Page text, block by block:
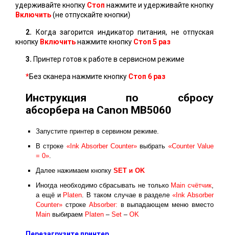
удерживайте кнопку Стоп нажмите и удерживайте кнопку
Включить(не отпускайте кнопки)
2. Когда загорится индикатор питания, не отпуская
кнопку Включитьнажмите кнопку Стоп 5 раз
3. Принтер готов к работе в сервисном режиме
*Без сканера нажмите кнопку Стоп 6 раз
Инструкция по сбросу
абсорбера на Canon MB5060
Запустите принтер в сервином режиме.
В строке «Ink Absorber Counter» выбрать «Counter Value
= 0».
Далее нажимаем кнопку SET и ОK
Иногда необходимо сбрасывать не только Main счётчик,
а ещё и Platen. В таком случае в разделе«Ink Absorber
Counter» строке Absorber: в выпадающем меню вместо
Main выбираем Platen – Set – OK